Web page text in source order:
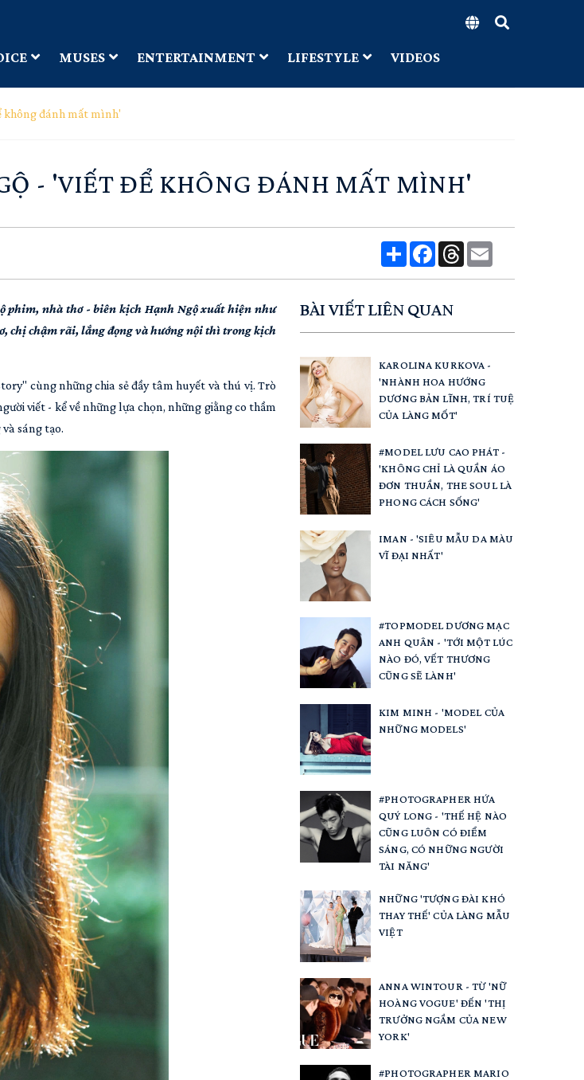
MUSES ENTERTAINMENT LIFESTYLE VIDEOS
không đánh mất mình'
- 'VIẾT ĐỂ KHÔNG ĐÁNH MẤT MÌNH'
Share Facebook
Threads
phim, nhà thơ - biên kịch Hạnh Ngộ xuất hiện như
chị chậm rãi, lắng đọng và hướng nội thì trong kịch
cùng những chia sẻ đầy tâm huyết và thú vị. Trò
viết - kể về những lựa chọn, những giằng co thầm
sáng tạo.
BÀI VIẾT LIÊN QUAN
KAROLINA KURKOVA -
'NHÀNH HOA HƯỚNG
DƯƠNG BẢN LĨNH, TRÍ TUỆ
CỦA LÀNG MỐT'
#MODEL LƯU CAO PHÁT -
'KHÔNG CHỈ LÀ QUẦN ÁO
ĐƠN THUẦN, THE SOUL LÀ
PHONG CÁCH SỐNG'
IMAN - 'SIÊU MẪU DA MÀU
VĨ ĐẠI NHẤT'
#TOPMODEL DƯƠNG MẠC
ANH QUÂN - 'TỚI MỘT LÚC
NÀO ĐÓ, VẾT THƯƠNG
CŨNG SẼ LÀNH'
KIM MINH - 'MODEL CỦA
NHỮNG MODELS'
#PHOTOGRAPHER HỨA
QUÝ LONG - 'THẾ HỆ NÀO
CŨNG LUÔN CÓ ĐIỂM
SÁNG, CÓ NHỮNG NGƯỜI
TÀI NĂNG'
NHỮNG 'TƯỢNG ĐÀI KHÓ
THAY THẾ' CỦA LÀNG MẪU
VIỆT
ANNA WINTOUR - TỪ 'NỮ
HOÀNG VOGUE' ĐẾN 'THỊ
TRƯỞNG NGẦM CỦA NEW
YORK'
#PHOTOGRAPHER MARIO